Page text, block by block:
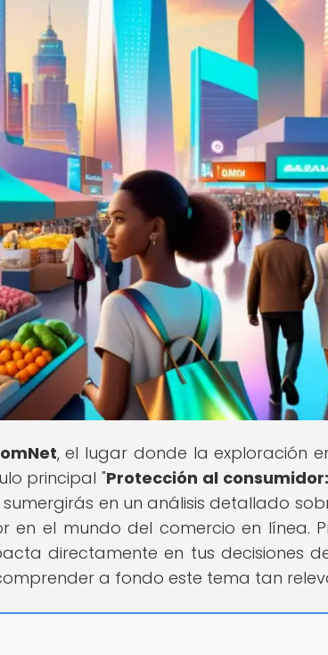
, el lugar donde la exploración
principal "Protección al
sumergirás en un análisis detallado
en el mundo del comercio en línea.
directamente en tus decisiones
a fondo este tema tan